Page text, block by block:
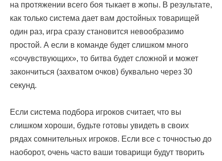
на протяжении всего боя тыкает в жопы. В результате,
как только система дает вам достойных товарищей
один раз, игра сразу становится невообразимо
простой. А если в команде будет слишком много
«сочувствующих», то битва будет сложной и может
закончиться (захватом очков) буквально через 30
секунд.
Если система подбора игроков считает, что вы
слишком хороши, будьте готовы увидеть в своих
рядах сомнительных игроков. Если все с точностью до
наоборот, очень часто ваши товарищи будут творить